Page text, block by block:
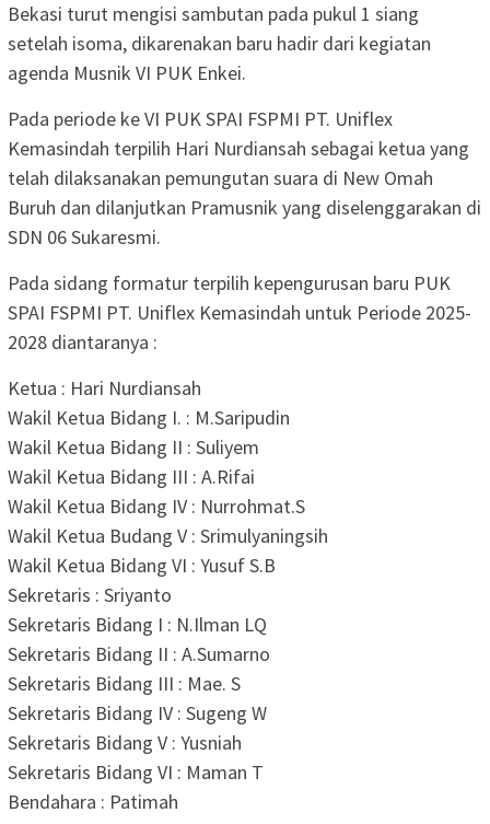
Bekasi turut mengisi sambutan pada pukul 1 siang
setelah isoma, dikarenakan baru hadir dari kegiatan
agenda Musnik VI PUK Enkei.
Pada periode ke VI PUK SPAI FSPMI PT. Uniflex
Kemasindah terpilih Hari Nurdiansah sebagai ketua yang
telah dilaksanakan pemungutan suara di New Omah
Buruh dan dilanjutkan Pramusnik yang diselenggarakan di
SDN 06 Sukaresmi.
Pada sidang formatur terpilih kepengurusan baru PUK
SPAI FSPMI PT. Uniflex Kemasindah untuk Periode 2025-
2028 diantaranya :
Ketua : Hari Nurdiansah
Wakil Ketua Bidang I. : M.Saripudin
Wakil Ketua Bidang II : Suliyem
Wakil Ketua Bidang III : A.Rifai
Wakil Ketua Bidang IV : Nurrohmat.S
Wakil Ketua Budang V : Srimulyaningsih
Wakil Ketua Bidang VI : Yusuf S.B
Sekretaris : Sriyanto
Sekretaris Bidang I : N.Ilman LQ
Sekretaris Bidang II : A.Sumarno
Sekretaris Bidang III : Mae. S
Sekretaris Bidang IV : Sugeng W
Sekretaris Bidang V : Yusniah
Sekretaris Bidang VI : Maman T
Bendahara : Patimah